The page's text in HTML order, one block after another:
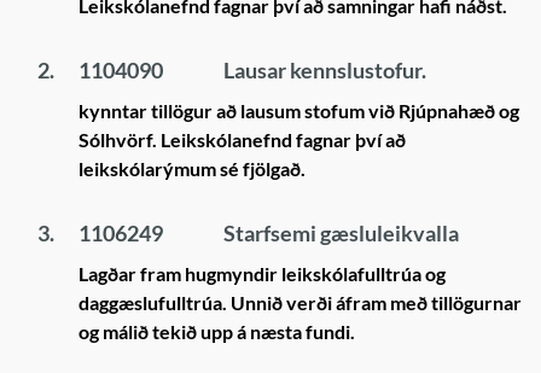
Leikskólanefnd fagnar því að samningar hafi náðst.
2. 1104090 Lausar kennslustofur.
kynntar tillögur að lausum stofum við Rjúpnahæð og
Sólhvörf. Leikskólanefnd fagnar því að
leikskólarýmum sé fjölgað.
3. 1106249 Starfsemi gæsluleikvalla
Lagðar fram hugmyndir leikskólafulltrúa og
daggæslufulltrúa. Unnið verði áfram með tillögurnar
og málið tekið upp á næsta fundi.